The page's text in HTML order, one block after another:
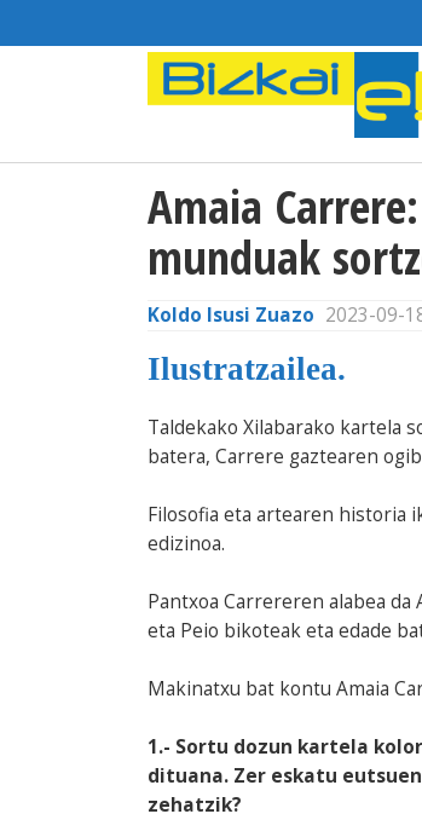
Amaia
munduak
Koldo Isusi Zuazo 2023-09-
Ilustratzailea.
Taldekako Xilabarako kartela
batera, Carrere gaztearen
Filosofia eta artearen historia
edizinoa.
Pantxoa Carrereren alabea
eta Peio bikoteak eta edade
Makinatxu bat kontu Amaia
1.- Sortu dozun kartela
dituana. Zer eskatu
zehatzik?